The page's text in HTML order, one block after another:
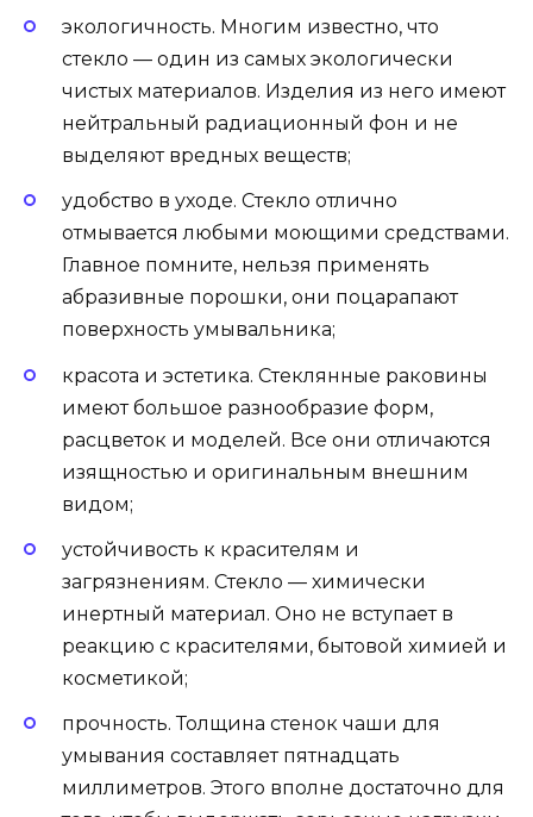
экологичность. Многим известно, что
стекло — один из самых экологически
чистых материалов. Изделия из него имеют
нейтральный радиационный фон и не
выделяют вредных веществ;
удобство в уходе. Стекло отлично
отмывается любыми моющими средствами.
Главное помните, нельзя применять
абразивные порошки, они поцарапают
поверхность умывальника;
красота и эстетика. Стеклянные раковины
имеют большое разнообразие форм,
расцветок и моделей. Все они отличаются
изящностью и оригинальным внешним
видом;
устойчивость к красителям и
загрязнениям. Стекло — химически
инертный материал. Оно не вступает в
реакцию с красителями, бытовой химией и
косметикой;
прочность. Толщина стенок чаши для
умывания составляет пятнадцать
миллиметров. Этого вполне достаточно для